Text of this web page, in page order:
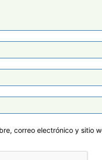
correo electrónico y sitio